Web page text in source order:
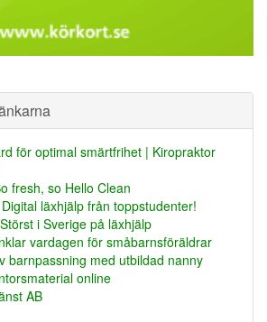
för optimal smärtfrihet | Kiropraktor
fresh, so Hello Clean
läxhjälp från toppstudenter!
i Sverige på läxhjälp
vardagen för småbarnsföräldrar
barnpassning med utbildad nanny
online
AB